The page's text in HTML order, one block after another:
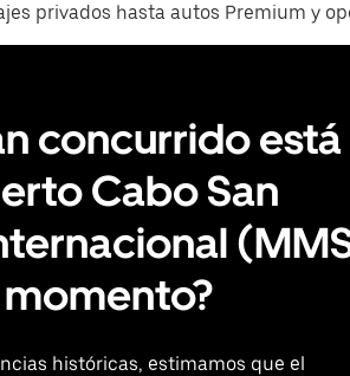
privados hasta autos Premium y
concurrido está
Cabo San
históricas, estimamos que el